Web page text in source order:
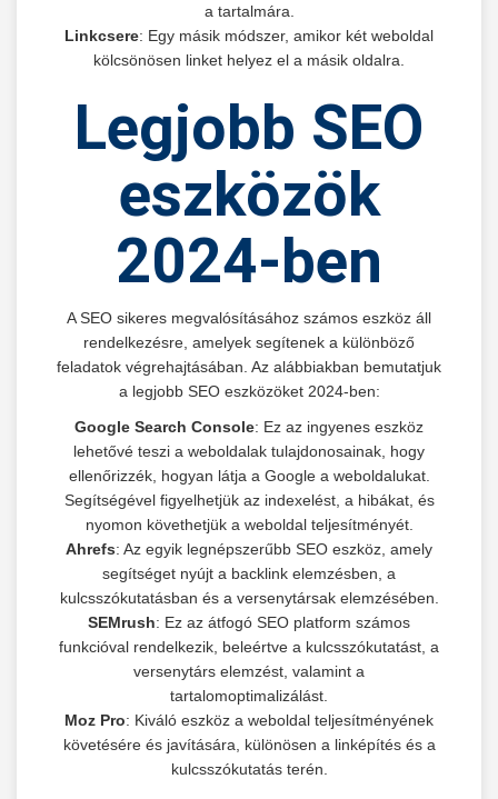
a tartalmára.
Linkcsere: Egy másik módszer, amikor két weboldal
kölcsönösen linket helyez el a másik oldalra.
Legjobb SEO
eszközök
2024-ben
A SEO sikeres megvalósításához számos eszköz áll
rendelkezésre, amelyek segítenek a különböző
feladatok végrehajtásában. Az alábbiakban bemutatjuk
a legjobb SEO eszközöket 2024-ben:
Google Search Console: Ez az ingyenes eszköz
lehetővé teszi a weboldalak tulajdonosainak, hogy
ellenőrizzék, hogyan látja a Google a weboldalukat.
Segítségével figyelhetjük az indexelést, a hibákat, és
nyomon követhetjük a weboldal teljesítményét.
Ahrefs: Az egyik legnépszerűbb SEO eszköz, amely
segítséget nyújt a backlink elemzésben, a
kulcsszókutatásban és a versenytársak elemzésében.
SEMrush: Ez az átfogó SEO platform számos
funkcióval rendelkezik, beleértve a kulcsszókutatást, a
versenytárs elemzést, valamint a
tartalomoptimalizálást.
Moz Pro: Kiváló eszköz a weboldal teljesítményének
követésére és javítására, különösen a linképítés és a
kulcsszókutatás terén.